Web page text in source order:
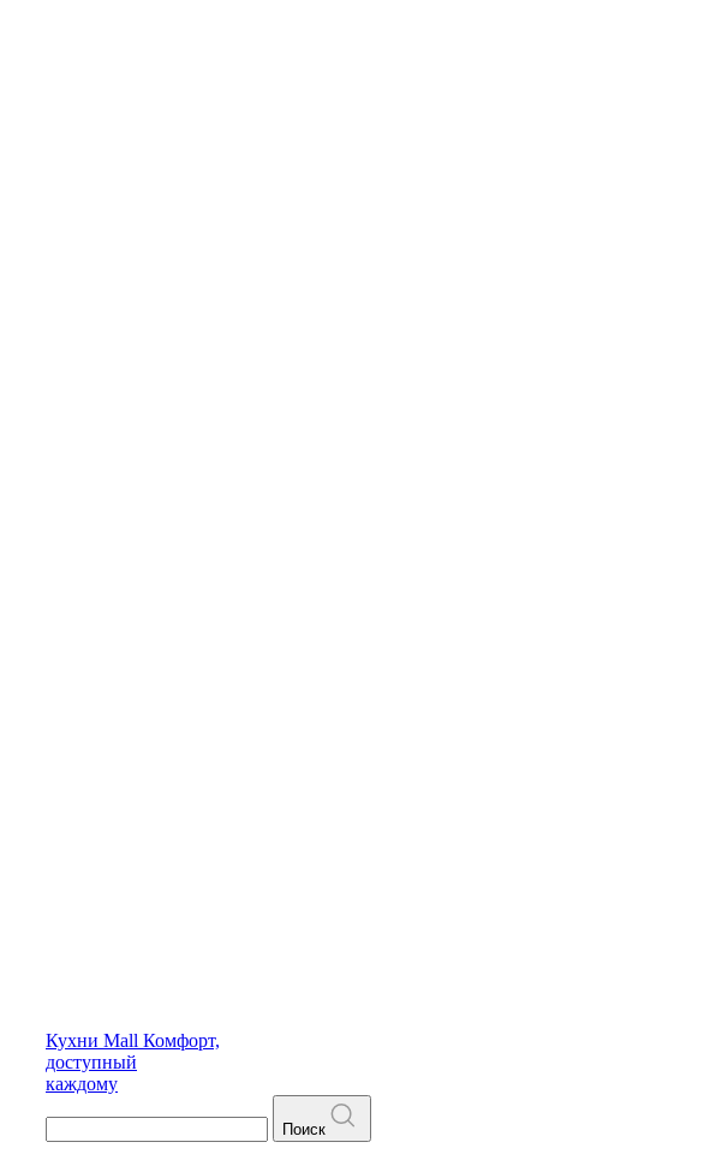
Кухни Mall Комфорт,
доступный
каждому
Поиск